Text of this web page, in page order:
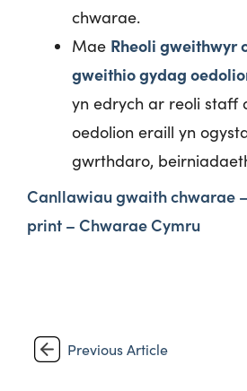
chwarae.
Mae Rheoli gweithwyr
gweithio gydag
yn edrych ar reoli staff
oedolion eraill yn
gwrthdaro,
Canllawiau gwaith chwarae
print – Chwarae Cymru
Previous Article